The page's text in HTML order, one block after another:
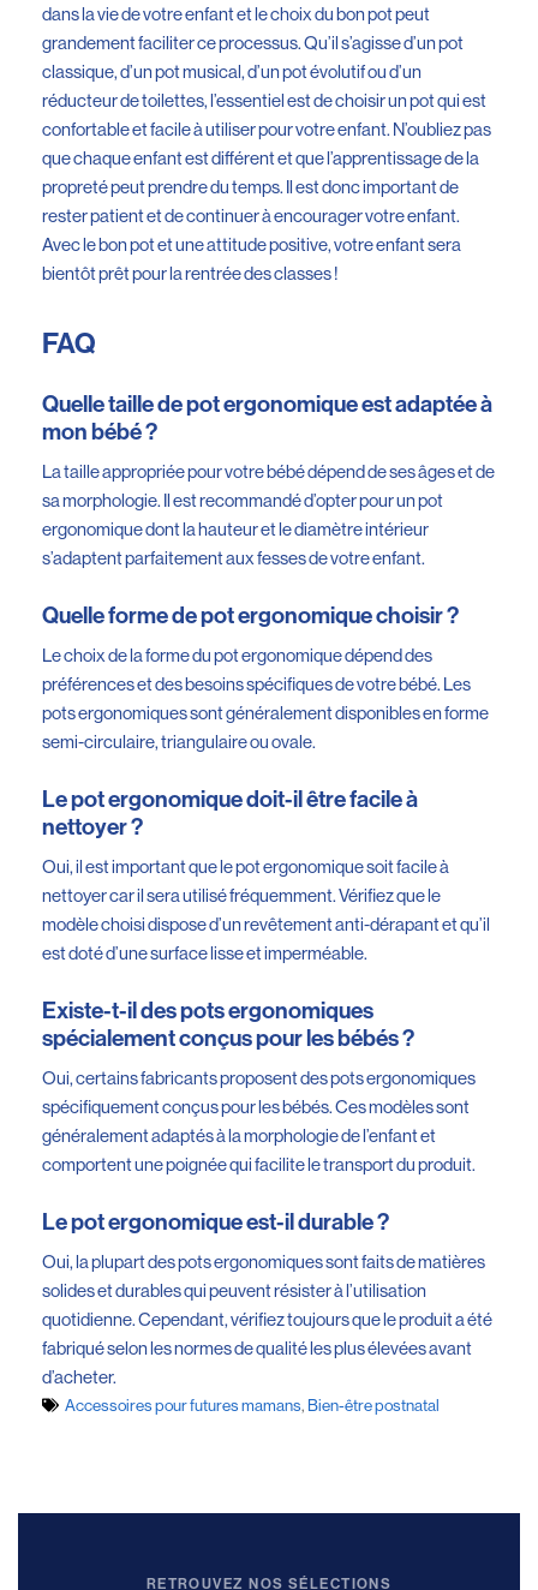
dans la vie de votre enfant et le choix du bon pot peut
grandement faciliter ce processus. Qu’il s’agisse d’un pot
classique, d’un pot musical, d’un pot évolutif ou d’un
réducteur de toilettes, l’essentiel est de choisir un pot qui est
confortable et facile à utiliser pour votre enfant. N’oubliez pas
que chaque enfant est différent et que l’apprentissage de la
propreté peut prendre du temps. Il est donc important de
rester patient et de continuer à encourager votre enfant.
Avec le bon pot et une attitude positive, votre enfant sera
bientôt prêt pour la rentrée des classes !
FAQ
Quelle taille de pot ergonomique est adaptée à
mon bébé ?
La taille appropriée pour votre bébé dépend de ses âges et de
sa morphologie. Il est recommandé d’opter pour un pot
ergonomique dont la hauteur et le diamètre intérieur
s’adaptent parfaitement aux fesses de votre enfant.
Quelle forme de pot ergonomique choisir ?
Le choix de la forme du pot ergonomique dépend des
préférences et des besoins spécifiques de votre bébé. Les
pots ergonomiques sont généralement disponibles en forme
semi-circulaire, triangulaire ou ovale.
Le pot ergonomique doit-il être facile à
nettoyer ?
Oui, il est important que le pot ergonomique soit facile à
nettoyer car il sera utilisé fréquemment. Vérifiez que le
modèle choisi dispose d’un revêtement anti-dérapant et qu’il
est doté d’une surface lisse et imperméable.
Existe-t-il des pots ergonomiques
spécialement conçus pour les bébés ?
Oui, certains fabricants proposent des pots ergonomiques
spécifiquement conçus pour les bébés. Ces modèles sont
généralement adaptés à la morphologie de l’enfant et
comportent une poignée qui facilite le transport du produit.
Le pot ergonomique est-il durable ?
Oui, la plupart des pots ergonomiques sont faits de matières
solides et durables qui peuvent résister à l’utilisation
quotidienne. Cependant, vérifiez toujours que le produit a été
fabriqué selon les normes de qualité les plus élevées avant
d’acheter.
Accessoires pour futures mamans, Bien-être postnatal
RETROUVEZ NOS SÉLECTIONS